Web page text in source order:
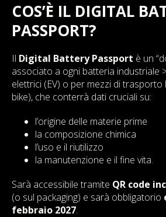
COS’È IL DIGITAL
PASSPORT?
Il Digital Battery Passport è un
associato a ogni batteria industriale
elettrici (EV) o per mezzi di trasporto
bike), che conterrà dati cruciali su:
l’origine delle materie prime
la composizione chimica
l’uso e il riutilizzo
la manutenzione e il fine vita.
Sarà accessibile tramite QR code
(o sul packaging) e sarà obbligatorio
febbraio 2027.